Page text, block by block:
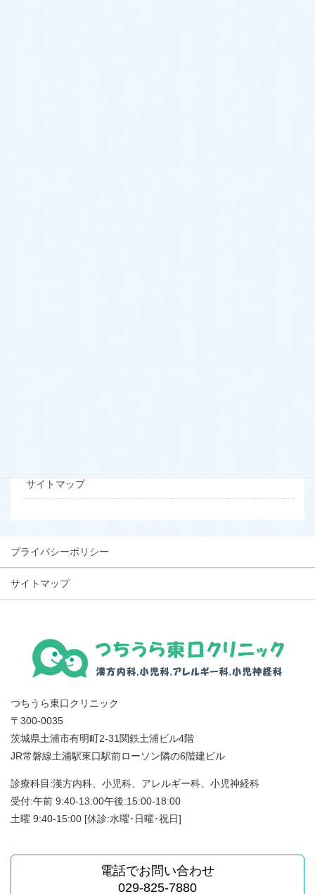
サイトマップ
プライバシーポリシー
サイトマップ
つちうら東口クリニック
〒300-0035
茨城県土浦市有明町2-31関鉄土浦ビル4階
JR常磐線土浦駅東口駅前ローソン隣の6階建ビル
診療科目:漢方内科、小児科、アレルギー科、小児神経科
受付:午前 9:40-13:00午後:15:00-18:00
土曜 9:40-15:00 [休診:水曜･日曜･祝日]
電話でお問い合わせ
029-825-7880